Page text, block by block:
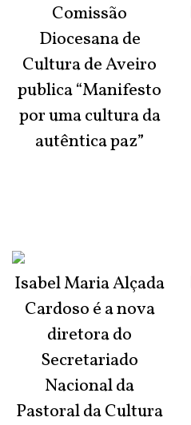
Comissão
Diocesana de
Cultura de Aveiro
publica “Manifesto
por uma cultura da
autêntica paz”
Isabel Maria Alçada
Cardoso é a nova
diretora do
Secretariado
Nacional da
Pastoral da Cultura